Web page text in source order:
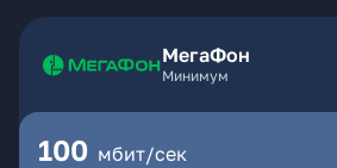
МегаФон
Минимум
100 мбит/сек